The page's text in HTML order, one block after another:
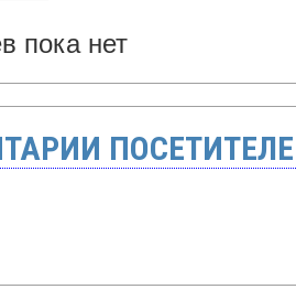
пока нет